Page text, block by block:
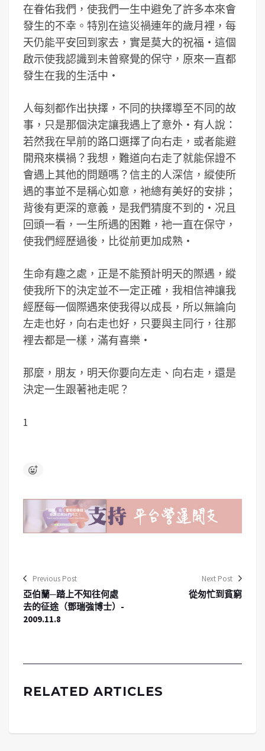
在眷佑我們，使我們一生中避免了許多本來會
發生的不幸。特別在這災禍連年的歲月裡，每
天仍能平安回到家去，實是莫大的祝福‧這個
啟示使我認識到未曾察覺的保守，原來一直都
發生在我的生活中‧
人每刻都作出抉擇，不同的抉擇導至不同的故
事，只是那個決定讓我遇上了意外‧有人說：
若然我在早前的路口選擇了向右走，或者能避
開飛來橫禍？我想，難道向右走了就能保證不
會遇上其他的問題嗎？信主的人深信，縱使所
遇的事並不是稱心如意，衪總有美好的安排；
背後有更深的意義，是我們猜度不到的‧况且
回頭一看，一生所遇的困難，衪一直在保守，
使我們經歷過後，比從前更加成熟‧
生命有趣之處，正是不能預計明天的際遇，縱
使我所下的決定並不一定正確，我相信神讓我
經歷每一個際遇來使我得以成長，所以無論向
左走也好，向右走也好，只要與主同行，往那
裡去都是一樣，滿有喜樂‧
那麼，朋友，明天你要向左走、向右走，還是
決定一生跟著衪走呢？
1
Previous Post
亞伯蘭─踏上不知往何處
去的征途（鄧瑞強博士）-
2009.11.8
Next Post
從匆忙到貧窮
RELATED ARTICLES